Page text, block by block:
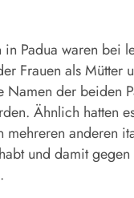
in Padua waren bei
Frauen als Mütter
Namen der beiden
Ähnlich hatten
mehreren anderen
und damit